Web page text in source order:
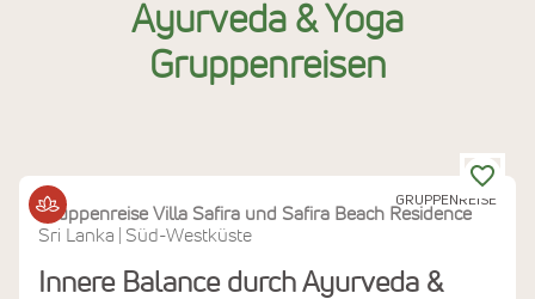
Ayurveda & Yoga
Gruppenreisen
GRUPPENREISE
Gruppenreise Villa Safira und Safira Beach Residence
Sri Lanka
Süd-Westküste
Innere Balance durch Ayurveda &